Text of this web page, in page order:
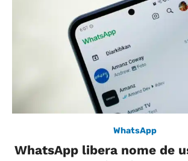
WhatsApp
WhatsApp libera nome de